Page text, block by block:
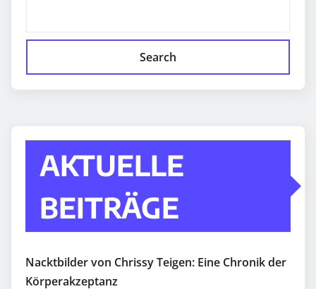
Search
AKTUELLE
BEITRÄGE
Nacktbilder von Chrissy Teigen: Eine Chronik der
Körperakzeptanz